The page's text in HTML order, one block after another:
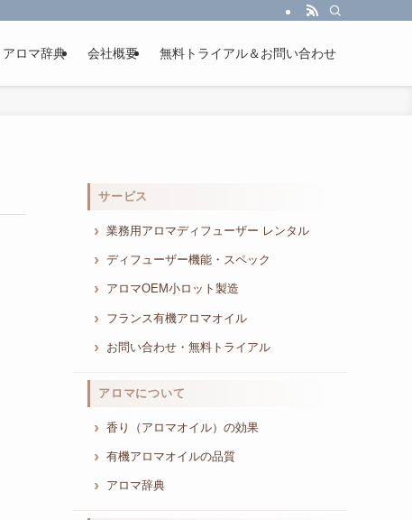
アロマ辞典 会社概要 無料トライアル＆お問い合わせ
サービス
業務用アロマディフューザー レンタル
ディフューザー機能・スペック
アロマOEM小ロット製造
フランス有機アロマオイル
お問い合わせ・無料トライアル
アロマについて
香り（アロマオイル）の効果
有機アロマオイルの品質
アロマ辞典